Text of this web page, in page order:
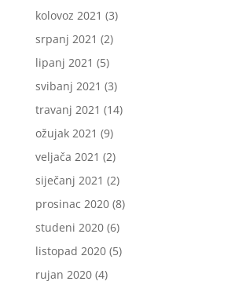
kolovoz 2021 (3)
srpanj 2021 (2)
lipanj 2021 (5)
svibanj 2021 (3)
travanj 2021 (14)
ožujak 2021 (9)
veljača 2021 (2)
siječanj 2021 (2)
prosinac 2020(8)
studeni 2020(6)
listopad 2020(5)
rujan 2020(4)